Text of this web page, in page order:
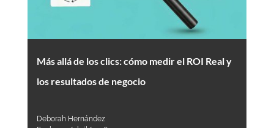
Más allá de los clics: cómo medir el ROI Real y
los resultados de negocio
Deborah Hernández